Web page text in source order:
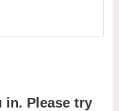
in. Please try